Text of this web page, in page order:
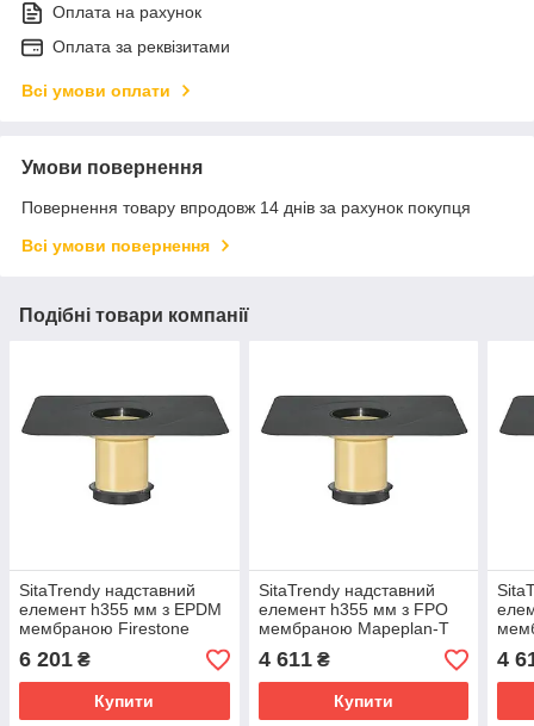
Оплата на рахунок
Оплата за реквізитами
Всі умови оплати
Умови повернення
Повернення товару впродовж 14 днів за рахунок покупця
Всі умови повернення
Подібні товари компанії
SitaTrendy надставний
елемент h355 мм з EPDM
мембраною Firestone
Quickseam SA Flashing
6 201 ₴
Купити
SitaTrendy надставний
елемент h355 мм з FPO
мембраною Mapeplan-T
4 611₴
Купити
4